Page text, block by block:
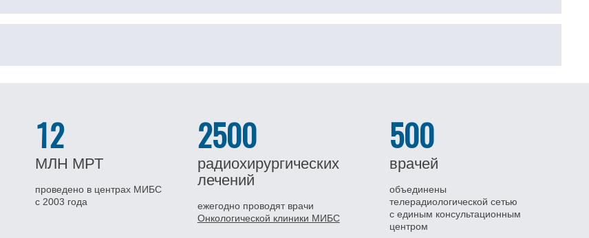
12
МЛН МРТ
проведено в центрах МИБС
с 2003 года
2500
радиохирургических
лечений
ежегодно проводят врачи
Онкологической клиники МИБС
500
врачей
объединены
телерадиологической сетью
с единым консультационным
центром